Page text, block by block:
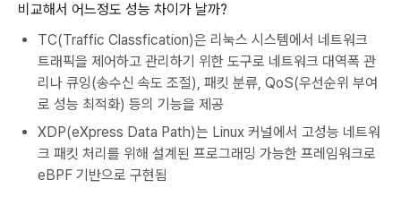
비교해서 어느정도 성능 차이가 날까?
TC(Traffic Classfication)은 리눅스 시스템에서 네트워크
트래픽을 제어하고 관리하기 위한 도구로 네트워크 대역폭 관
리나 큐잉(송수신 속도 조절), 패킷 분류, QoS(우선순위 부여
로 성능 최적화) 등의 기능을 제공
XDP(eXpress Data Path)는 Linux 커널에서 고성능 네트워
크 패킷 처리를 위해 설계된 프로그래밍 가능한 프레임워크로
eBPF 기반으로 구현됨